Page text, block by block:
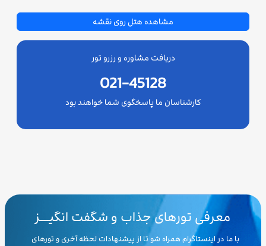
مشاهده هتل روی نقشه
دریافت مشاوره و رزرو تور
021-45128
کارشناسان ما پاسخگوی شما خواهند بود
معرفی تورهای جذاب و شگفت انگیـــز
با ما در اینستاگرام همراه شو تا از پیشنهادات لحظه آخری و تورهای